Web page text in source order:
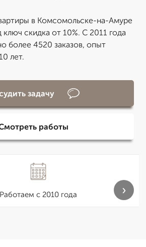
в Комсомольске-на-Амуре
скидка от 10%. С 2011 года
более 4520 заказов, опыт
лет.
задачу
работы
Работаем с 2010 года ›